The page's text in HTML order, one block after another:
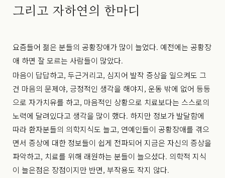
그리고 자하연의 한마디
요즘들어 젊은 분들의 공황장애가 많이 늘었다. 예전에는 공황장
애 하면 잘 모르는 사람들이 많았다.
마음이 답답하고, 두근거리고, 심지어 발작 증상을 일으켜도 그
건 마음의 문제야, 긍정적인 생각을 해야지, 운동 밖에 없어 등등
으로 자가치유를 하고, 마음적인 상황으로 치료보다는 스스로의
노력에 달려있다고 생각을 많이 했다. 하지만 정보가 발달함에
따라 환자분들의 의학지식도 늘고, 연예인들이 공황장애를 겪으
면서 증상에 대한 정보들이 쉽게 전파되어 지금은 자신의 증상을
파악하고, 치료를 위해 래원하는 분들이 늘으셨다. 의학적 지식
이 늘은점은 장점이지만 반면, 부작용도 작지 않다.